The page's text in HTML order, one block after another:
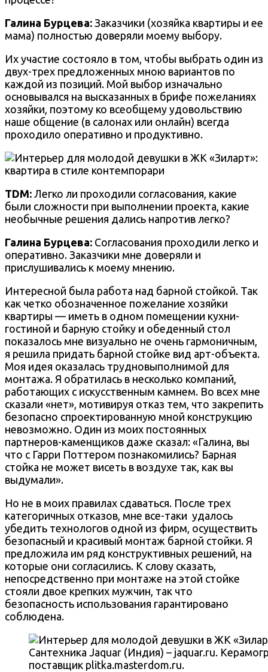
Галина Бурцева: Заказчики (хозяйка квартиры и ее
мама) полностью доверяли моему выбору.
Их участие состояло в том, чтобы выбрать один из
двух-трех предложенных мною вариантов по
каждой из позиций. Мой выбор изначально
основывался на высказанных в брифе пожеланиях
хозяйки, поэтому ко всеобщему удовольствию
наше общение (в салонах или онлайн) всегда
проходило оперативно и продуктивно.
TDM: Легко ли проходили согласования, какие
были сложности при выполнении проекта, какие
необычные решения дались напротив легко?
Галина Бурцева: Согласования проходили легко и
оперативно. Заказчики мне доверяли и
прислушивались к моему мнению.
Интересной была работа над барной стойкой. Так
как четко обозначенное пожелание хозяйки
квартиры — иметь в одном помещении кухни-
гостиной и барную стойку и обеденный стол
показалось мне визуально не очень гармоничным,
я решила придать барной стойке вид арт-объекта.
Моя идея оказалась трудновыполнимой для
монтажа. Я обратилась в несколько компаний,
работающих с искусственным камнем. Во всех мне
сказали «нет», мотивируя отказ тем, что закрепить
безопасно спроектированную мной конструкцию
невозможно. Один из моих постоянных
партнеров-каменщиков даже сказал: «Галина, вы
что с Гарри Поттером познакомились? Барная
стойка не может висеть в воздухе так, как вы
выдумали».
Но не в моих правилах сдаваться. После трех
категоричных отказов, мне все-таки удалось
убедить технологов одной из фирм, осуществить
безопасный и красивый монтаж барной стойки. Я
предложила им ряд конструктивных решений, на
которые они согласились. К слову сказать,
непосредственно при монтаже на этой стойке
стояли двое крепких мужчин, так что
безопасность использования гарантировано
соблюдена.
Сантехника Jaquar (Индия) – jaquar.ru.
поставщик plitka.masterdom.ru.